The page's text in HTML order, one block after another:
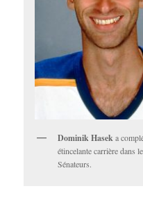
Dominik Haseka
étincelante carrière dans
Sénateurs.